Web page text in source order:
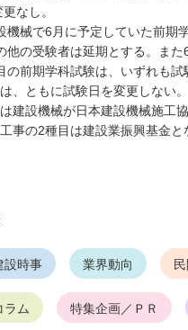
なし。
械で6月に予定していた前期
他の受験者は延期とする。ま
の前期学科試験は、いずれも
、ともに試験日を変更しない。
建設機械が日本建設機械施工
事の2種目は建設業振興基金と
設時事 業界動向
ラム 特集企画／ＰＲ